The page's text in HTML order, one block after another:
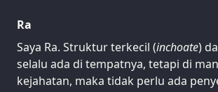
Ra
Saya Ra. Struktur terkecil (inchoate)
selalu ada di tempatnya, tetapi di
kejahatan, maka tidak perlu ada